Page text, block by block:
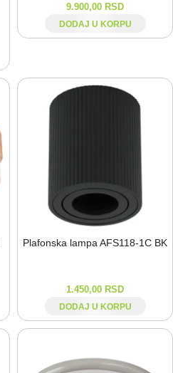
9.900,00 RSD
DODAJ U KORPU
Plafonska lampa AFS118-⁠1C BK
1.450,00 RSD
DODAJ U KORPU